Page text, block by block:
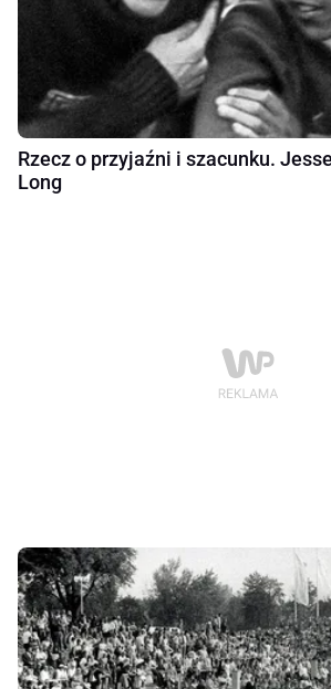
Rzecz o przyjaźni i szacunku.
Long